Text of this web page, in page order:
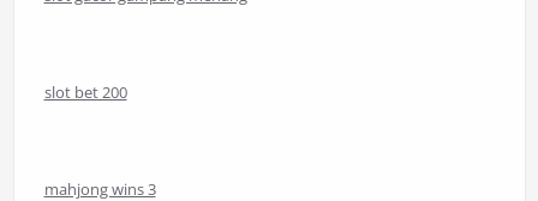
slot bet 200
mahjong wins 3